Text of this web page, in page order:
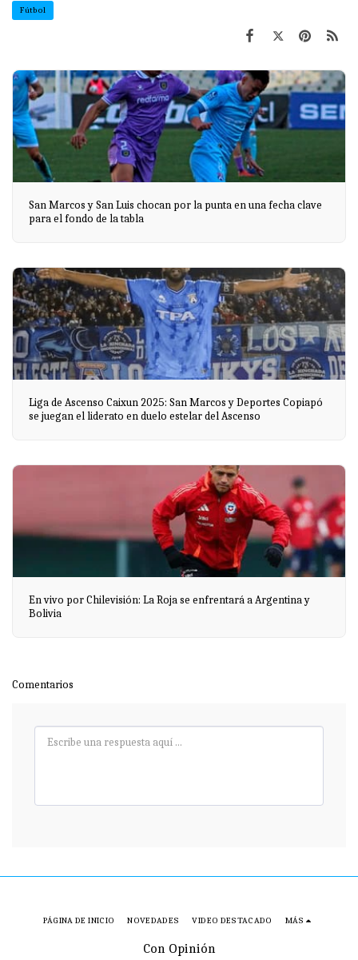
Fútbol
San Marcos y San Luis chocan por la punta en una fecha clave
para el fondo de la tabla
Liga de Ascenso Caixun 2025: San Marcos y Deportes Copiapó
se juegan el liderato en duelo estelar del Ascenso
En vivo por Chilevisión: La Roja se enfrentará a Argentina y
Bolivia
Comentarios
Con Opinión
PÁGINA DE INICIO NOVEDADES VIDEO DESTACADO MÁS